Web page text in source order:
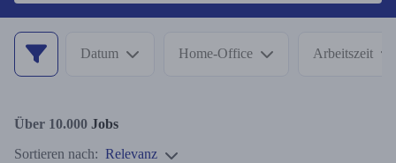
Datum Home-Office Arbeitszeit
Über 10.000 Jobs
Sortieren nach: Relevanz